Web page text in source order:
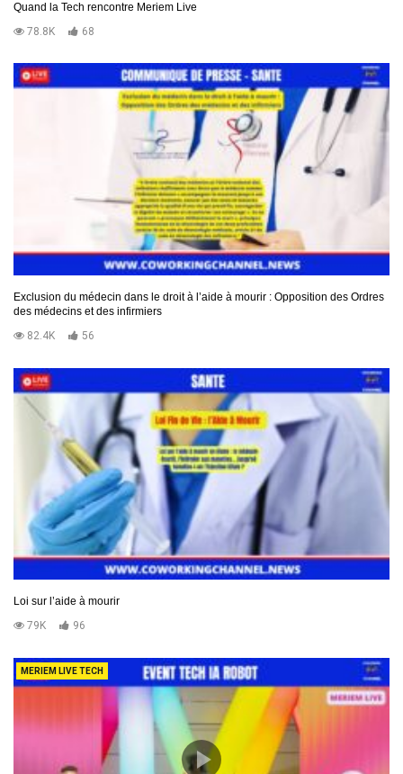
Quand la Tech rencontre Meriem Live
78.8K
68
Exclusion du médecin dans le droit à l’aide à mourir : Opposition des Ordres
des médecins et des infirmiers
82.4K
56
Loi sur l’aide à mourir
79K
96
MERIEM LIVE TECH